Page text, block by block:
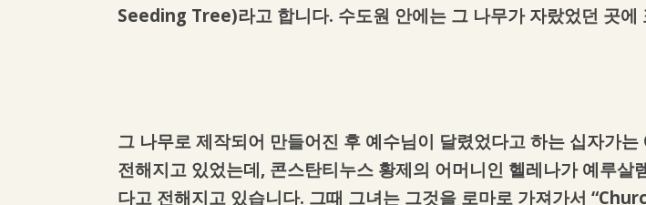
Seeding Tree)라고 합니다. 수도원 안에는 그 나무가 자랐었던 곳에
그 나무로 제작되어 만들어진 후 예수님이 달렸었다고 하는 십자가
전해지고 있었는데, 콘스탄티누스 황제의 어머니인 헬레나가 예루
다고 전해지고 있습니다. 그때 그녀는 그것을 로마로 가져가서